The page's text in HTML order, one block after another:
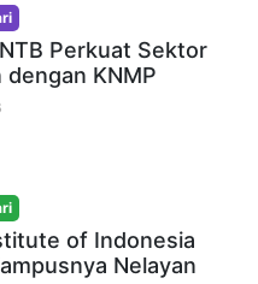
Perkuat Sektor
dengan KNMP
of Indonesia
Nelayan